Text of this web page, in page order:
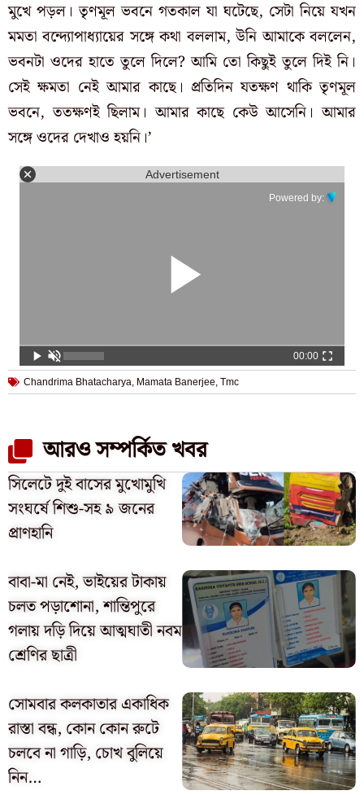
মুখে পড়ল। তৃণমূল ভবনে গতকাল যা ঘটেছে, সেটা নিয়ে যখন
মমতা বন্দ্যোপাধ্যায়ের সঙ্গে কথা বললাম, উনি আমাকে বললেন,
ভবনটা ওদের হাতে তুলে দিলে? আমি তো কিছুই তুলে দিই নি।
সেই ক্ষমতা নেই আমার কাছে। প্রতিদিন যতক্ষণ থাকি তৃণমূল
ভবনে, ততক্ষণই ছিলাম। আমার কাছে কেউ আসেনি। আমার
সঙ্গে ওদের দেখাও হয়নি।’
Advertisement
Powered by:
00:00
Chandrima Bhatacharya, Mamata Banerjee, Tmc
আরও সম্পর্কিত খবর
সিলেটে দুই বাসের মুখোমুখি
সংঘর্ষে শিশু-সহ ৯ জনের
প্রাণহানি
বাবা-মা নেই, ভাইয়ের টাকায়
চলত পড়াশোনা, শান্তিপুরে
গলায় দড়ি দিয়ে আত্মঘাতী নবম
শ্রেণির ছাত্রী
সোমবার কলকাতার একাধিক
রাস্তা বন্ধ, কোন কোন রুটে
চলবে না গাড়ি, চোখ বুলিয়ে
নিন…